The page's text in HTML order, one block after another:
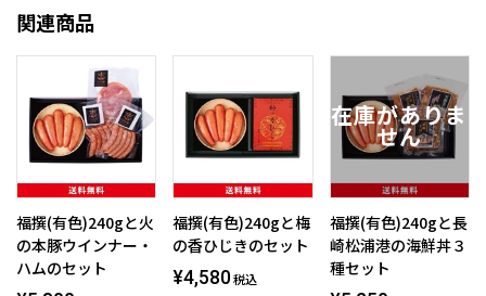
関連商品
福撰(有色)240gと火
の本豚ウインナー・
ハムのセット
福撰(有色)240gと梅
の香ひじきのセット
¥4,580 税込
福撰(有色)240gと長
崎松浦港の海鮮丼３
種セット